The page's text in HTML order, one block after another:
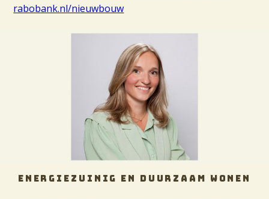
rabobank.nl/nieuwbouw
ENERGIEZUINIG EN DUURZAAM WONEN